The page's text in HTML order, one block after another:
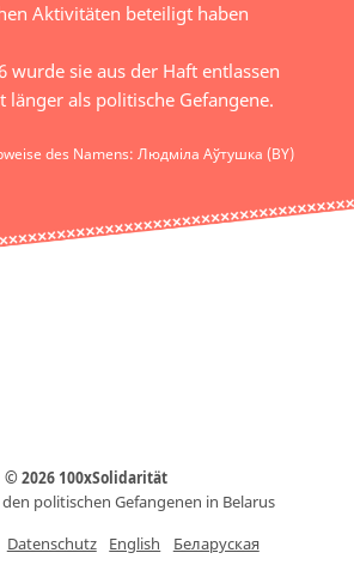
Aktivitäten beteiligt haben
wurde sie aus der Haft entlassen
länger als politische Gefangene.
des Namens: Людміла Аўтушка (BY)
© 2026 100xSolidarität
politischen Gefangenen in Belarus
Datenschutz English Беларуская